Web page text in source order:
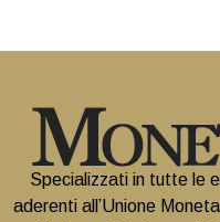
Specializzati in tutte le
aderenti all’Unione